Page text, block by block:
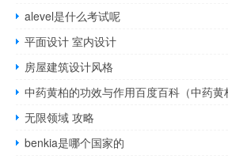
alevel是什么考试呢
平面设计 室内设计
房屋建筑设计风格
中药黄柏的功效与作用百度百科（中药黄
无限领域 攻略
benkia是哪个国家的